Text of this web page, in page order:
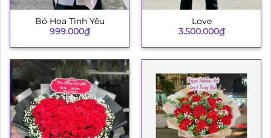
Bó Hoa Tình Yêu
999.000₫
Love
3.500.000₫